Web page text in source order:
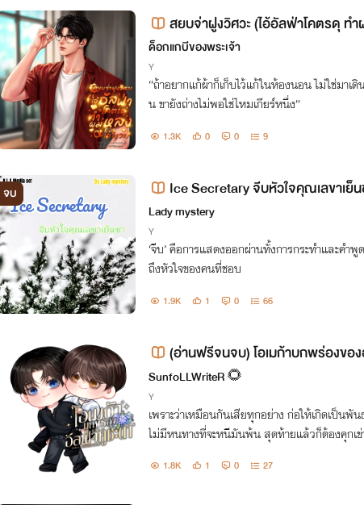
สยบจ่าฝูงวิศวะ (ไอ้อัลฟ่าโคตรดุ ทำ
มี E-Book.
ด็อกแกบีของพระเจ้า
Y
“ถ้าอยากแก้ผ้าก็เก็บไว้แก้ในห้องนอน ไม่ใช่มาเดินเร่ร่อนโชว์ชาวบ้า
น ขายังถ่างไม่พอใช่ไหมเกียร์หนึ่ง”
1.3K 0 0 9
จบ
Ice Secretary จีบหัวใจคุณเลขาเย็น
มก้า)
Lady mystery
Y
‘จีบ’ คือการแสดงออกผ่านทั้งการกระทำและคำ
ถึงหัวใจของคนที่ชอบ
1.9K 1 0 66
(อ่านฟรีจนจบ) โอเมก้าบกพร่องขอ
Omegaverse
SunfoLLWriteR 🌻
Y
เพราะว่าเหมือนกันเสียทุกอย่าง ก่อให้เกิดเป็นพั
ไม่มีหนทางที่จะหนีมันพ้น สุดท้ายแล้วก็ต้องคุกเข่
1.8K 1 0 27